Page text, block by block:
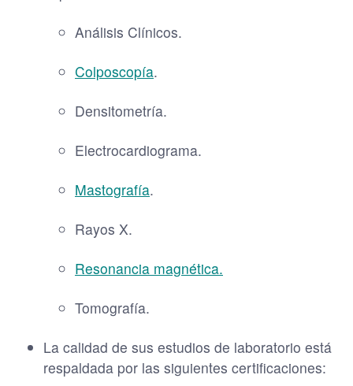
Análisis Clínicos.
Colposcopía.
Densitometría.
Electrocardiograma.
Mastografía.
Rayos X.
Resonancia magnética.
Tomografía.
La calidad de sus estudios de laboratorio está
respaldada por las siguientes certificaciones: